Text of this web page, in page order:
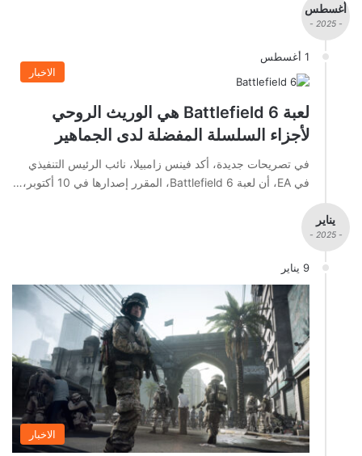
أغسطس
- 2025 -
1 أغسطس
الاخبار
لعبة Battlefield 6 هي الوريث الروحي
لأجزاء السلسلة المفضلة لدى الجماهير
في تصريحات جديدة، أكد فينس زامبيلا، نائب الرئيس التنفيذي
في EA، أن لعبة Battlefield 6، المقرر إصدارها في 10 أكتوبر،…
يناير
- 2025 -
9 يناير
الاخبار